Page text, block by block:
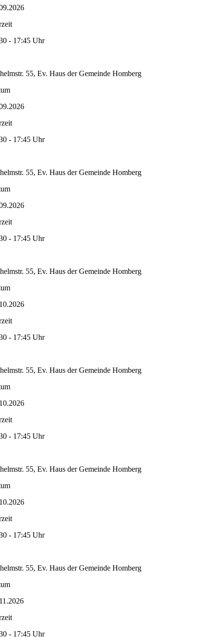
- 17:45 Uhr
55, Ev. Haus der Gemeinde Homberg
- 17:45 Uhr
55, Ev. Haus der Gemeinde Homberg
- 17:45 Uhr
55, Ev. Haus der Gemeinde Homberg
- 17:45 Uhr
55, Ev. Haus der Gemeinde Homberg
- 17:45 Uhr
55, Ev. Haus der Gemeinde Homberg
- 17:45 Uhr
55, Ev. Haus der Gemeinde Homberg
- 17:45 Uhr